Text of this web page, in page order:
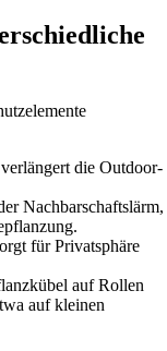
die Outdoor-
Nachbarschaftslärm,
für Privatsphäre
auf Rollen
auf kleinen